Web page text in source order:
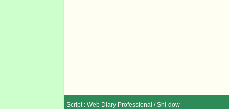
Script : Web Diary Professional /Shi-dow